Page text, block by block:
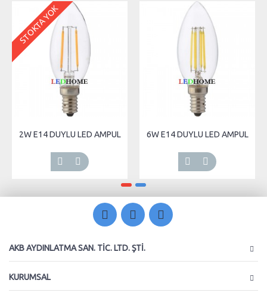
STOKTA YOK
2W E14 DUYLU LED AMPUL 6W E14 DUYLU LED AMPUL
AKB AYDINLATMA SAN. TIC. LTD. ŞTI.
KURUMSAL